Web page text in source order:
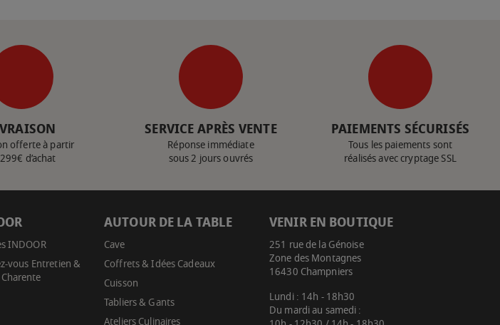
offerte à partir
d’achat
SERVICE APRÈS VENTE
Réponse immédiate
sous 2 jours ouvrés
PAIEMENTS SÉCURISÉS
Tous les paiements sont
réalisés avec cryptage SSL
INDOOR
vous Entretien &
AUTOUR DE LA TABLE
Cave
Coffrets & Idées Cadeaux
Cuisson
Tabliers & Gants
VENIR EN BOUTIQUE
251 rue de la Génoise
Zone des Montagnes
16430 Champniers
Lundi : 14h - 18h30
Du mardi au samedi :